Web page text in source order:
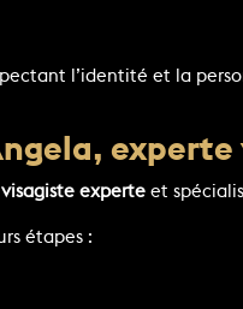
l’identité et la
experte
visagiste experte et
étapes :